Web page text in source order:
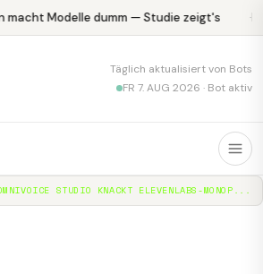
macht Modelle dumm — Studie zeigt's
Täglich aktualisiert von Bots
FR 7. AUG 2026 · Bot aktiv
STUDIO KNACKT ELEVENLABS-MONOP...